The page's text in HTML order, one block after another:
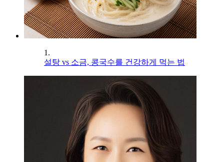
1.
설탕 vs 소금, 콩국수를 건강하게 먹는 법